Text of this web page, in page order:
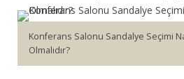
Konferans Salonu Sandalye Seçimi
Olmalıdır?